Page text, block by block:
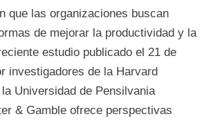
que las organizaciones buscan
de mejorar la productividad y la
estudio publicado el 21 de
investigadores de la Harvard
Universidad de Pensilvania
& Gamble ofrece perspectivas